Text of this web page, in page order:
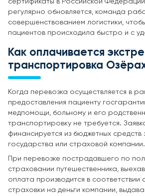
регулярно обновляется, команда
совершенствованием логистики,
пациентов происходила быстро и с
Как оплачивается
транспортировка
Когда перевозка осуществляется в
предоставления пациенту
медпомощи, больному и его
транспортировку не требуется.
финансируется из бюджетных средств
государства или страховой компании.
При перевозке пострадавшего по
страховании путешественника,
оплата производится в соответствии
страховки на деньги компании,